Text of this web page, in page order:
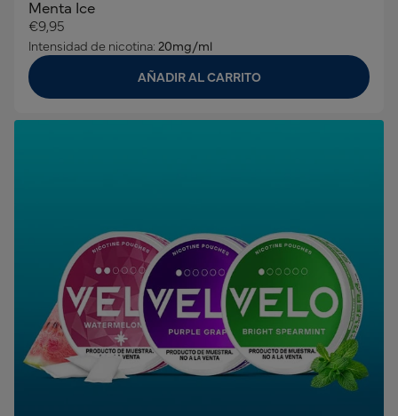
Menta Ice
€9,95
Intensidad de nicotina: 20mg/ml
AÑADIR AL CARRITO
Conoce VELO, las bolsas de nicotina
sin tabaco*